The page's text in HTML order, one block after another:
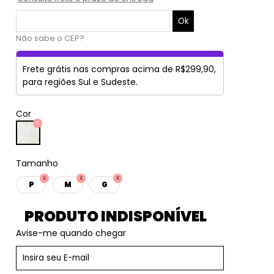
Não sabe o CEP?
Frete grátis nas compras acima de R$299,90,
para regiões Sul e Sudeste.
Cor
Tamanho
P M G
PRODUTO INDISPONÍVEL
Avise-me quando chegar